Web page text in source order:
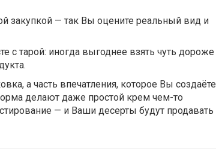
закупкой — так Вы оцените реальный вид и
с тарой: иногда выгоднее взять чуть дороже
а часть впечатления, которое Вы создаёте
делают даже простой крем чем-то
— и Ваши десерты будут продавать